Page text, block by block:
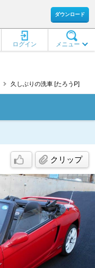
ダウンロード
メニュー
ログイン
久しぶりの洗車 [たろうP]
クリップ